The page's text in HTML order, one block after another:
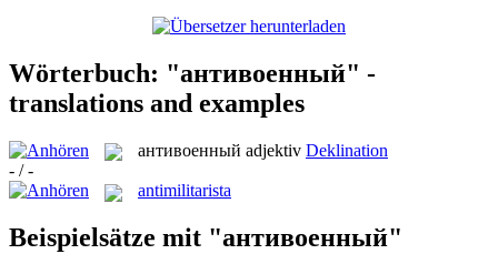
Wörterbuch: "антивоенный" -
translations and examples
антивоенный adjektiv Deklination
- / -
antimilitarista
Beispielsätze mit "антивоенный"